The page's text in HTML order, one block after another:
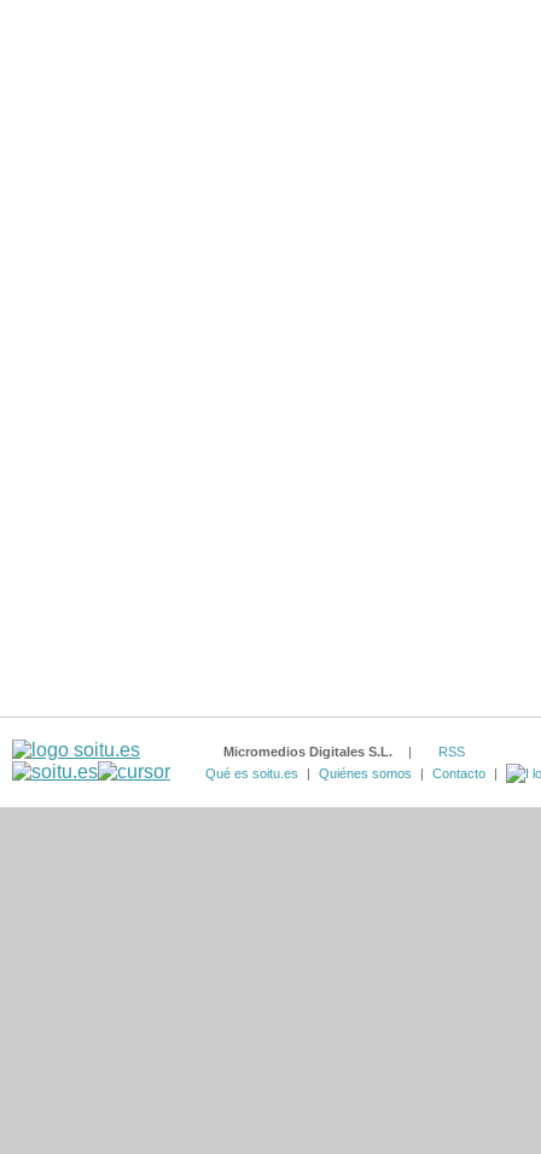
Micromedios Digitales S.L.
RSS
Qué es soitu.es
Quiénes somos Contacto